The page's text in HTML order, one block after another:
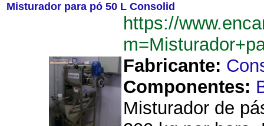
Misturador para pó 50 L Consolid
https://
Fabricante:
Componentes:
Misturador de